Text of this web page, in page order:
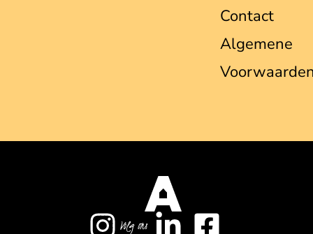
Contact
Algemene
Volg ons